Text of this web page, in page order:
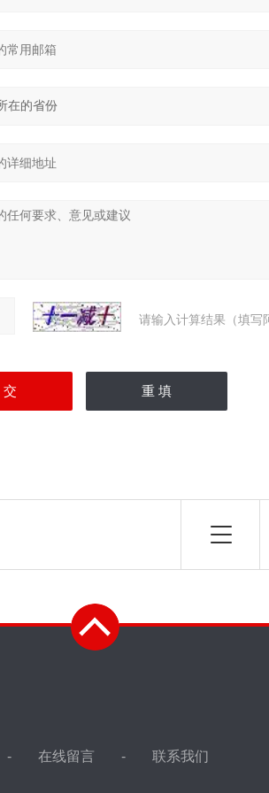
请输入计算结果（填写
在线留言 联系我们